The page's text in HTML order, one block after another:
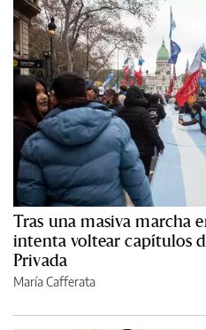
Tras una masiva marcha
intenta voltear capítulos
Privada
María Cafferata